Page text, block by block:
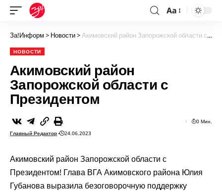
Aa
За!Информ > Новости>Акимовский район Запорожской области с Президентом
НОВОСТИ
Акимовский район
Запорожской области с
Президентом
Главный Редактор 24.06.2023
0 Мин.
Акимовский район Запорожской области с
Президентом! Глава ВГА Акимовского района Юлия
Губанова выразила безоговорочную поддержку